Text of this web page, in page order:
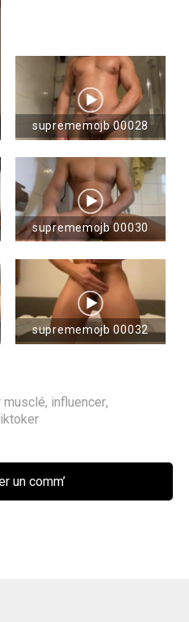
suprememojb 00028
suprememojb 00030
suprememojb 00032
musclé, influencer,
un comm’